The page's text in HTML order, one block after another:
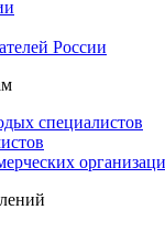
России
специалистов